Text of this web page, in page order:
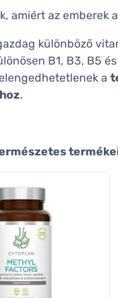
amiért az emberek
különböző
B1, B3, B5 és
a
.